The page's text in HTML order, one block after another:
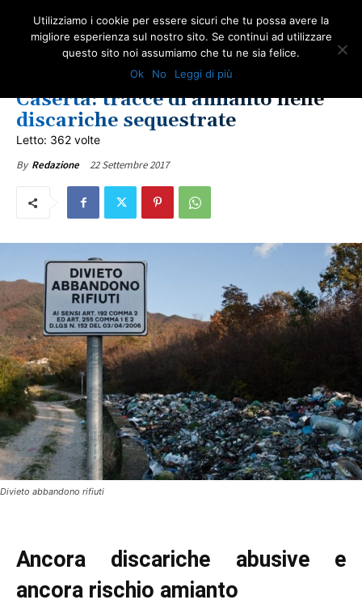
IN PRIMO PIANO
Caserta: tracce di amianto nelle
discariche sequestrate
Letto: 362 volte
By Redazione 22 Settembre 2017
Divieto abbandono rifiuti
Ancora discariche abusive e
ancora rischio amianto
Utilizziamo i cookie per essere sicuri che tu possa avere la
migliore esperienza sul nostro sito. Se continui ad utilizzare
questo sito noi assumiamo che tu ne sia felice.
Ok
No Leggi di più